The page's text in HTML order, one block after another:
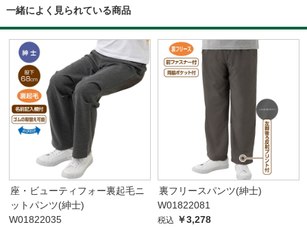
一緒によく見られている商品
座・ビューティフォー裏起毛ニ
ットパンツ(紳士)
W01822035
裏フリースパンツ(紳士)
W01822081
税込 ￥3,278